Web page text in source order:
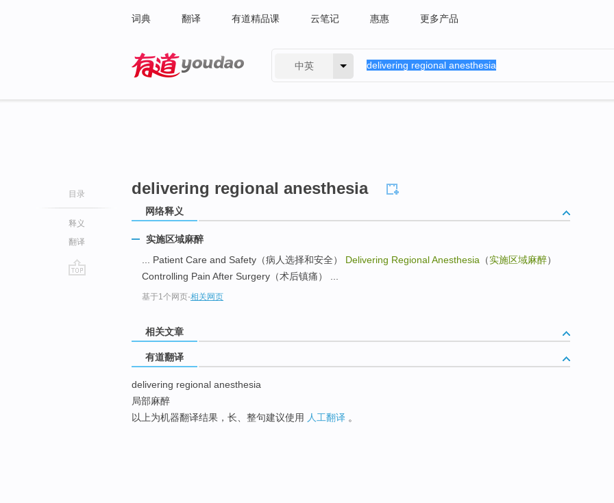
词典 翻译 有道精品课 云笔记 惠惠 更多产品
中英
目录
释义
翻译
delivering regional anesthesia
网络释义
实施区域麻醉
... Patient Care and Safety（病人选择和安全） Delivering Regional Anesthesia （实施区域麻醉）
Controlling Pain After Surgery（术后镇痛） ...
基于1个网页-相关网页
相关文章
有道翻译
delivering regional anesthesia
局部麻醉
以上为机器翻译结果，长、整句建议使用 人工翻译 。